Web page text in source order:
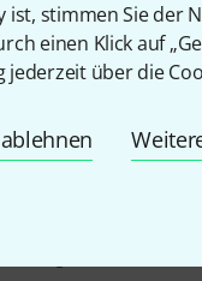
ist, stimmen Sie der
einen Klick auf
über die
SWP 1-16MMF
12 Ethercon und 4
hinten)
und ein Steckplatz